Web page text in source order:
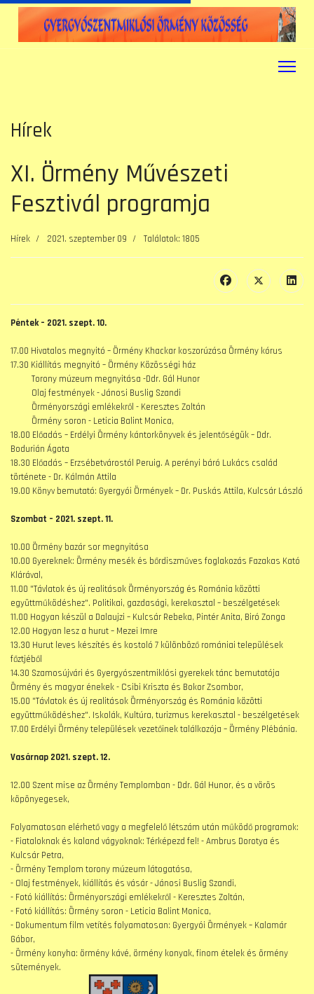
Hírek
XI. Örmény Művészeti
Fesztivál programja
Hírek 2021. szeptember 09 Találatok: 1805
Péntek – 2021. szept. 10.
17.00 Hivatalos megnyitó – Örmény Khackar koszorúzása Örmény kórus
17.30 Kiállítás megnyitó – Örmény Közösségi ház
Torony múzeum megnyitása -Ddr. Gál Hunor
Olaj festmények - Jánosi Buslig Szandi
Örményországi emlékekről - Keresztes Zoltán
Örmény soron - Leticia Balint Monica,
18.00 Előadás – Erdélyi Örmény kántorkönyvek és jelentőségük – Ddr.
Bodurián Ágota
18.30 Előadás – Erzsébetvárostól Peruig. A perényi báró Lukács család
története - Dr. Kálmán Attila
19.00 Könyv bemutató: Gyergyói Örmények – Dr. Puskás Attila, Kulcsár László
Szombat – 2021. szept. 11.
10.00 Örmény bazár sor megnyitása
10.00 Gyereknek: Örmény mesék és bőrdiszműves foglakozás Fazakas Kató
Klárával,
11.00 "Távlatok és új realitások Örményország és Románia közötti
együttműködéshez". Politikai, gazdasági, kerekasztal – beszélgetések
11.00 Hogyan készül a Dalaujzi – Kulcsár Rebeka, Pintér Anita, Biró Zonga
12.00 Hogyan lesz a hurut – Mezei Imre
13.30 Hurut leves készítés és kostoló 7 különböző romániai települések
főztjéből
14.30 Szamosújvári és Gyergyószentmiklósi gyerekek tánc bemutatója
Örmény és magyar énekek - Csibi Kriszta és Bokor Zsombor,
15.00 "Távlatok és új realitások Örményország és Románia közötti
együttműködéshez". Iskolák, Kultúra, turizmus kerekasztal - beszélgetések
17.00 Erdélyi Örmény települések vezetőinek találkozója – Örmény Plébánia.
Vasárnap 2021. szept. 12.
12.00 Szent mise az Örmény Templomban - Ddr. Gál Hunor, és a vörös
köpönyegesek,
Folyamatosan elérhető vagy a megfelelő létszám után működő programok:
- Fiataloknak és kaland vágyoknak: Térképezd fel! - Ambrus Dorotya és
Kulcsár Petra,
- Örmény Templom torony múzeum látogatása,
- Olaj festmények, kiállítás és vásár - Jánosi Buslig Szandi,
- Fotó kiállítás: Örményországi emlékekről - Keresztes Zoltán,
- Fotó kiállítás: Örmény soron - Leticia Balint Monica,
- Dokumentum film vetítés folyamatosan: Gyergyói Örmények – Kalamár
Gábor,
- Örmény konyha: örmény kávé, örmény konyak, finom ételek és örmény
sütemények.